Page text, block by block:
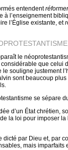
entendentréformer
à l’enseignement
l’Église existante, et
le
que celui
souligne justement
sont beaucoup
se sépare
d’un État chrétien,
la loi pour imposer
par Dieu et, par
mais